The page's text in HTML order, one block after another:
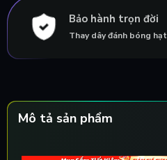
Bảo hành trọn đời
Thay dây đánh bóng hạt
Mô tả sản phẩm